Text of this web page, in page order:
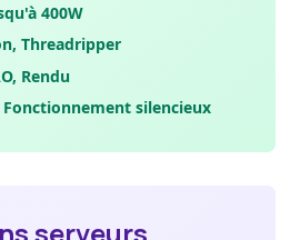
400W
Threadripper
Rendu
silencieux